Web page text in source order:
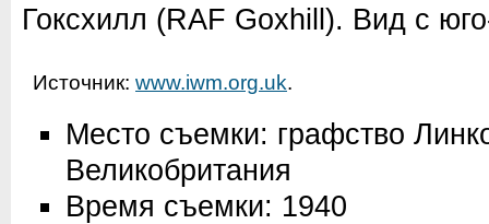
Гоксхилл (RAF Goxhill). Вид с
Источник: www.iwm.org.uk.
Место съемки: графство
Великобритания
Время съемки: 1940